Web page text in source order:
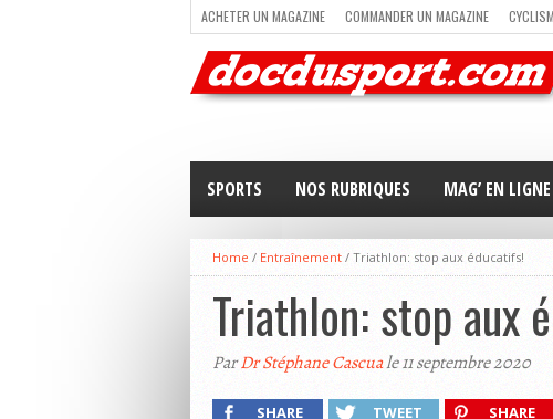
ACHETER UN MAGAZINE COMMANDER UN MAGAZINE
TRAIL RUNNING
TRIATHLON VOILE NEWSLETTER
SPORTS NOS RUBRIQUES MAG’ EN LIGNE
Home / Entraînement / Triathlon: stop aux éducatifs!
Triathlon: stop aux
ParDr Stéphane Cascuale 11 septembre 2020
SHARE TWEET SHARE